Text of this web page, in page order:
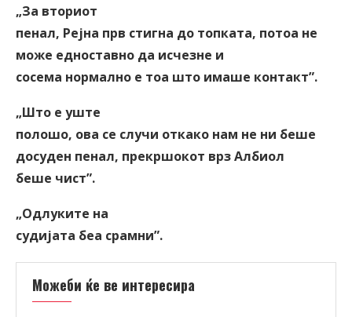
„За вториот
пенал, Рејна прв стигна до топката, потоа не
може едноставно да исчезне и
сосема нормално е тоа што имаше контакт”.
„Што е уште
полошо, ова се случи откако нам не ни беше
досуден пенал, прекршокот врз Албиол
беше чист”.
„Одлуките на
судијата беа срамни”.
Можеби ќе ве интересира